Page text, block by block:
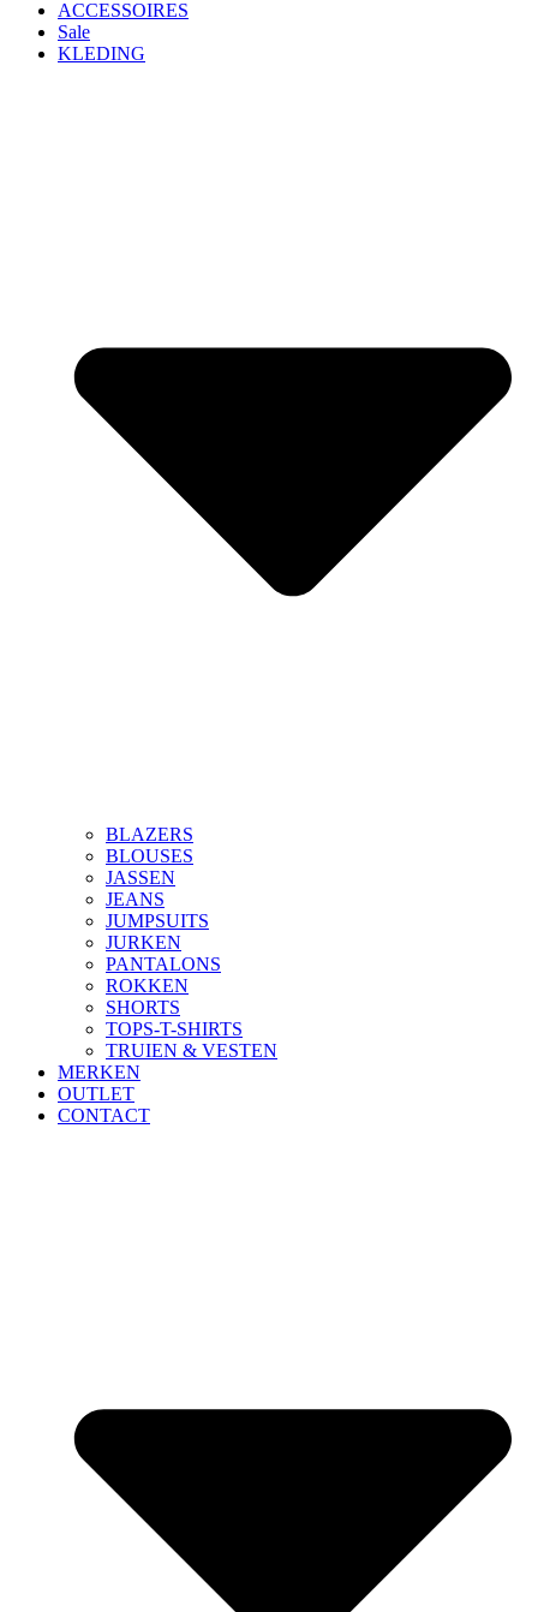
ACCESSOIRES
Sale
KLEDING
BLAZERS
BLOUSES
JASSEN
JEANS
JUMPSUITS
JURKEN
PANTALONS
ROKKEN
SHORTS
TOPS-T-SHIRTS
TRUIEN & VESTEN
MERKEN
OUTLET
CONTACT